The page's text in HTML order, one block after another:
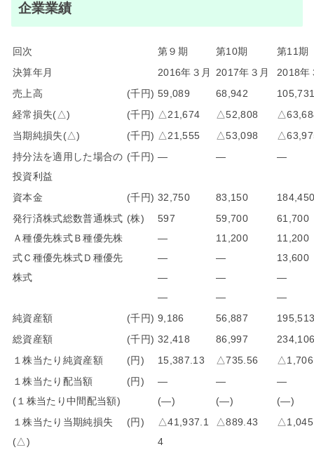
企業業績
回次 第９期 第10期
第11期
決算年月
2016年３月 2017年３月
2018年
売上高
(千円) 59,089 68,942
経常損失(△)
(千円) △21,674 △52,808
当期純損失(△)
(千円) △21,555 △53,098
持分法を適用した場合の
投資利益
(千円) ― ― ―
資本金 (千円) 32,750 83,150
発行済株式総数普通株式
Ａ種優先株式Ｂ種優先株
式Ｃ種優先株式Ｄ種優先
株式
(株)
597
―
―
―
―
59,700
11,200
―
―
―
61,700
11,200
13,600
―
―
純資産額
(千円) 9,186 56,887
総資産額
(千円) 32,418 86,997
１株当たり純資産額
(円) 15,387.13 △735.56
１株当たり配当額
(１株当たり中間配当額)
(円)
―
(―)
―
(―)
―
(―)
１株当たり当期純損失
(△)
(円)
△41,937.1
4
△889.43